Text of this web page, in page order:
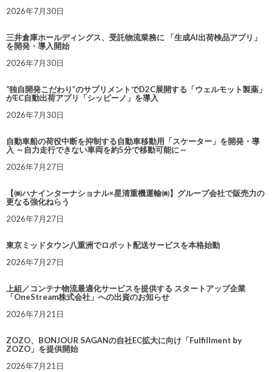
2026年7月30日
三井倉庫ホールディングス、受託物流業務に 「生成AI出荷検品アプリ」
を開発・導入開始
2026年7月30日
“独自開発こだわり”のサプリメントでD2C展開する「ウェルモット製薬」
がEC自動出荷アプリ「シッピーノ」を導入
2026年7月30日
自動車船の荷役中断を抑制する自動車移動用「スケーター」を開発・導
入 ～自力走行できない車両を約5分で移動可能に～
2026年7月27日
【㈱ハナインターナショナル×星清重機運輸㈱】グループ会社で販売力の
更なる強化ねらう
2026年7月27日
東京ミッドタウン八重洲でロボット配送サービスを本格始動
2026年7月27日
上組／コンテナ物流最適化サービスを提供する スタートアップ企業
「OneStream株式会社」への出資のお知らせ
2026年7月21日
ZOZO、BONJOUR SAGANの自社EC拡大に向け「Fulfillment by
ZOZO」を提供開始
2026年7月21日